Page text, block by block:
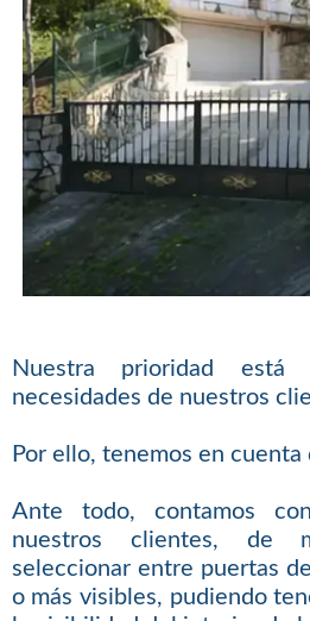
Nuestra prioridad
necesidades de nuestros
Por ello, tenemos en
Ante todo, contamos
nuestros clientes, de
seleccionar entre puertas
o más visibles, pudiendo